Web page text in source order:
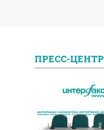
ПРЕСС-ЦЕНТР